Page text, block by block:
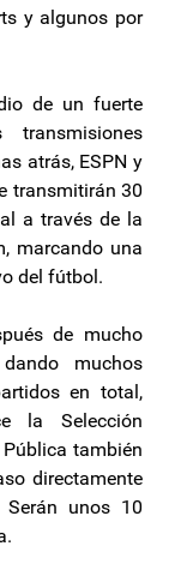
y algunos por
de un fuerte
atrás, ESPN y
transmitirán 30
a través de la
marcando una
del fútbol.
de mucho
muchos
en total,
la Selección
también
directamente
unos 10